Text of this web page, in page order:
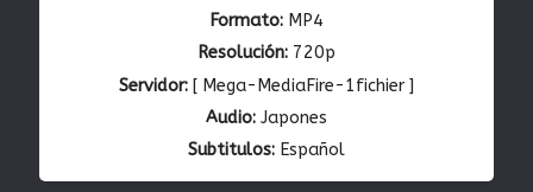
Formato: MP4
Resolución: 720p
Servidor: [ Mega-MediaFire-1fichier ]
Audio: Japones
Subtitulos: Español